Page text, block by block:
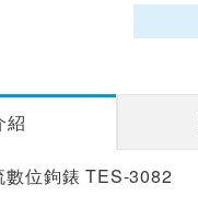
紹
位鉤錶 TES-3082